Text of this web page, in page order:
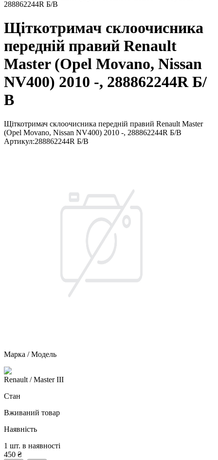
288862244R Б/В
Щіткотримач склоочисника
передній правий Renault
Master (Opel Movano, Nissan
NV400) 2010 -, 288862244R Б/
В
Щіткотримач склоочисника передній правий Renault Master
(Opel Movano, Nissan NV400) 2010 -, 288862244R Б/В
Артикул:288862244R Б/В
Марка / Модель
Renault / Master III
Стан
Вживаний товар
Наявність
1 шт. в наявності
450 ₴